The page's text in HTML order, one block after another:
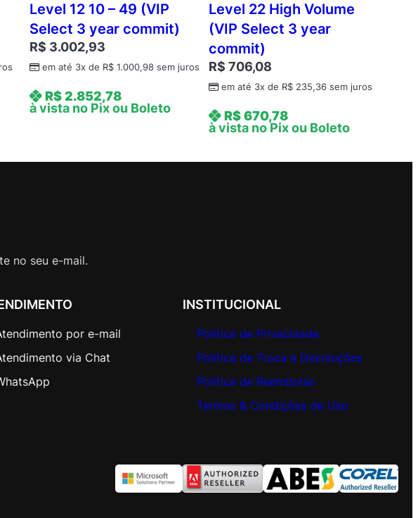
Level 12 10 – 49 (VIP
Select 3 year commit)
R$ 3.002,93
em até 3x de R$ 1.000,98 sem juros
R$2.852,78
à vista no Pix ou Boleto
Level 22 High Volume
(VIP Select 3 year
commit)
R$ 706,08
em até 3x de R$235,36sem juros
R$670,78
à vista no Pix ou Boleto
no seu e-mail.
por e-mail
via Chat
INSTITUCIONAL
Política de Privacidade
Política de Troca e Devoluções
Política de Reembolso
Termos & Condições de Uso